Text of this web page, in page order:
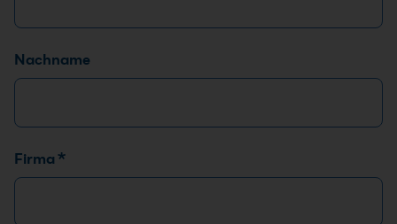
Nachname
Firma *